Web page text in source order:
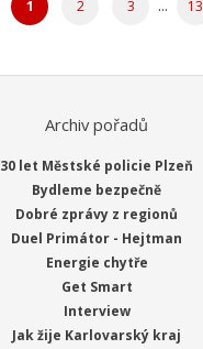
1 2 3 ... 13
Archiv pořadů
30 let Městské policie Plzeň
Bydleme bezpečně
Dobré zprávy z regionů
Duel Primátor - Hejtman
Energie chytře
Get Smart
Interview
Jak žije Karlovarský kraj